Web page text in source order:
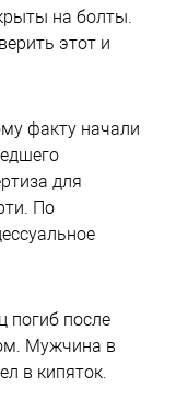
на болты.
этот и
факту начали
для
По
погиб после
Мужчина в
в кипяток.